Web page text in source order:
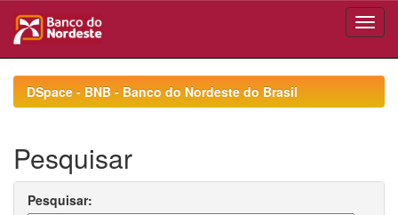
navigationDSpace - BNB - Banco do Nordeste do Brasil
Pesquisar
Pesquisar: